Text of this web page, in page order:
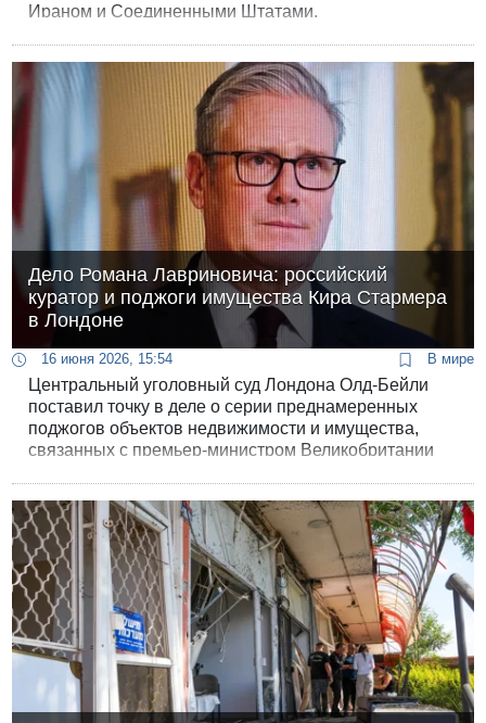
Ираном и Соединенными Штатами.
Дело Романа Лавриновича: российский
куратор и поджоги имущества Кира Стармера
в Лондоне
16 июня 2026, 15:54 В мире
Центральный уголовный суд Лондона Олд-Бейли
поставил точку в деле о серии преднамеренных
поджогов объектов недвижимости и имущества,
связанных с премьер-министром Великобритании
открытыми: кто на самом деле управлял действиями
поджигателей и почему британская правовая
система оказалась не готова официально заявить о
“государственном следе”?